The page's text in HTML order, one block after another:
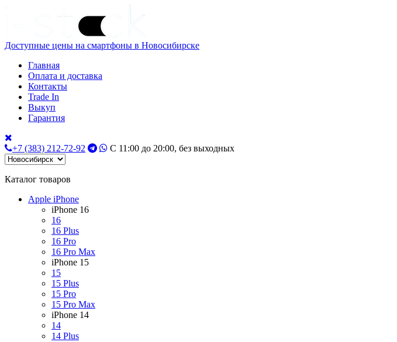
Доступные цены на смартфоны в Новосибирске
Главная
Оплата и доставка
Контакты
Trade In
Выкуп
Гарантия
+7 (383) 212-72-92 С 11:00 до 20:00, без выходных
Каталог товаров
Apple iPhone
iPhone 16
16
16 Plus
16 Pro
16 Pro Max
iPhone 15
15
15 Plus
15 Pro
15 Pro Max
iPhone 14
14
14 Plus